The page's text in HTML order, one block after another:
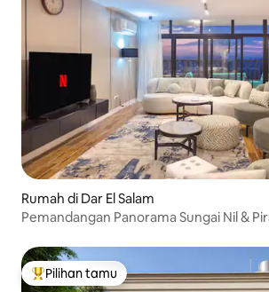
Rumah di Dar El Salam
Pemandangan Panorama Sungai Nil &
Pilihan tamu terpopuler
Pilihan tamu